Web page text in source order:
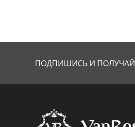
ПОДПИШИСЬ И ПОЛУЧАЙ